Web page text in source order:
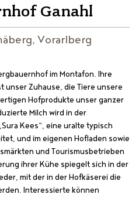
Ganahl
Vorarlberg
im Montafon. Ihre
unser Zuhause, die Tiere unsere
Hofprodukte unser ganzer
Milch wird in der
Kees“, eine uralte typisch
und im eigenen Hofladen sowie
und Tourismusbetrieben
ihrer Kühe spiegelt sich in der
mit der in der Hofkäserei die
Interessierte können